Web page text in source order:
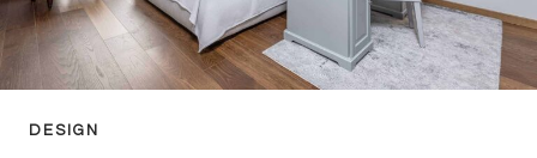
DESIGN